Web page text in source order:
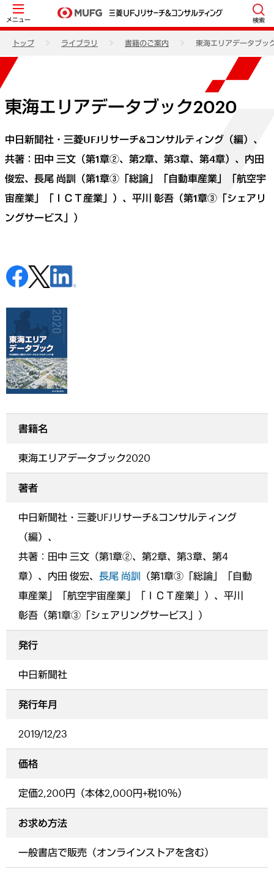
メニュー 検索
トップ ライブラリ 書籍のご案内 東海エリアデータブッ
東海エリアデータブック2020
中日新聞社・三菱UFJリサーチ&コンサルティング（編）、
共著：田中 三文（第1章②、第2章、第3章、第4章）、内田
俊宏、 長尾 尚訓 （第1章③「総論」「自動車産業」「航空宇
宙産業」「ＩＣＴ産業」）、平川 彰吾（第1章③「シェアリ
ングサービス」）
書籍名
東海エリアデータブック2020
著者
中日新聞社・三菱UFJリサーチ&コンサルティング
（編）、
共著：田中 三文（第1章②、第2章、第3章、第4
章）、内田 俊宏、長尾 尚訓 （第1章③「総論」「自動
車産業」「航空宇宙産業」「ＩＣＴ産業」）、平川
彰吾（第1章③「シェアリングサービス」）
発行
中日新聞社
発行年月
2019/12/23
価格
定価2,200円（本体2,000円+税10％）
お求め方法
一般書店で販売（オンラインストアを含む）